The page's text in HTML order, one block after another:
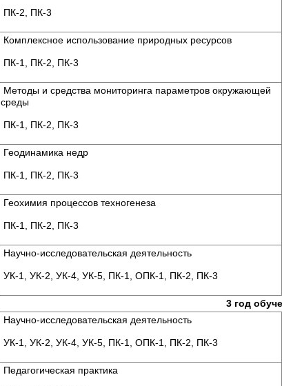
ПК-2, ПК-3
Комплексное использование природных ресурсов
ПК-1, ПК-2, ПК-3
Методы и средства мониторинга параметров окружающей
среды
ПК-1, ПК-2, ПК-3
Геодинамика недр
ПК-1, ПК-2, ПК-3
Геохимия процессов техногенеза
ПК-1, ПК-2, ПК-3
Научно-исследовательская деятельность
УК-1, УК-2, УК-4, УК-5, ПК-1, ОПК-1, ПК-2, ПК-3
3 год
Научно-исследовательская деятельность
УК-1, УК-2, УК-4, УК-5, ПК-1, ОПК-1, ПК-2, ПК-3
Педагогическая практика